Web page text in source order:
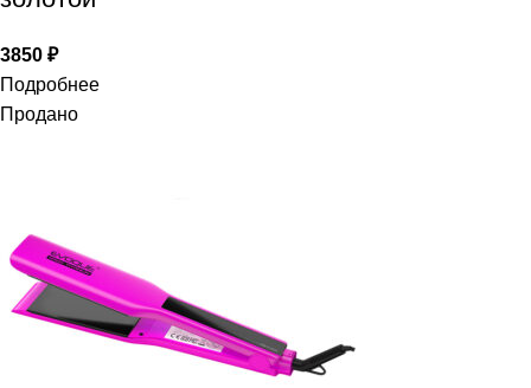
3850 ₽
Подробнее
Продано